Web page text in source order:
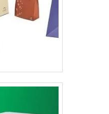
para que as
de qualidade e
a melhor impressão
.
é mais fácil,
guardar, não necessita
grande para impressão,
exige uma quantidade
adaptáveis aos
o pote seja comprado
chamadas de